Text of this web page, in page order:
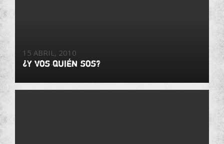
15 ABRIL, 2010
¿Y vos quién sos?